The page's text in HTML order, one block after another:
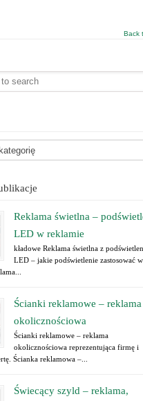
Back
Reklama świetlna –
LED w reklamie
kładowe Reklama świetlna z
LED – jakie podświetlenie zastosować w
Ścianki reklamowe – reklama
okolicznościowa
Ścianki reklamowe – reklama
okolicznościowa reprezentująca firmę i
Ścianka reklamowa –...
Świecący szyld – reklama,